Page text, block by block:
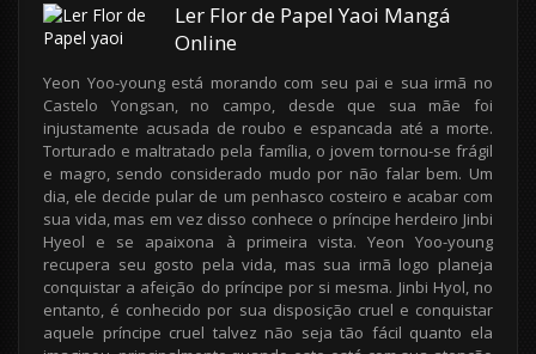
Ler Flor de Papel Yaoi Mangá
Online
Yeon Yoo-young está morando com seu pai e sua irmã no
Castelo Yongsan, no campo, desde que sua mãe foi
injustamente acusada de roubo e espancada até a morte.
Torturado e maltratado pela família, o jovem tornou-se frágil
e magro, sendo considerado mudo por não falar bem. Um
dia, ele decide pular de um penhasco costeiro e acabar com
sua vida, mas em vez disso conhece o príncipe herdeiro Jinbi
Hyeol e se apaixona à primeira vista. Yeon Yoo-young
recupera seu gosto pela vida, mas sua irmã logo planeja
conquistar a afeição do príncipe por si mesma. Jinbi Hyol, no
entanto, é conhecido por sua disposição cruel e conquistar
aquele príncipe cruel talvez não seja tão fácil quanto ela